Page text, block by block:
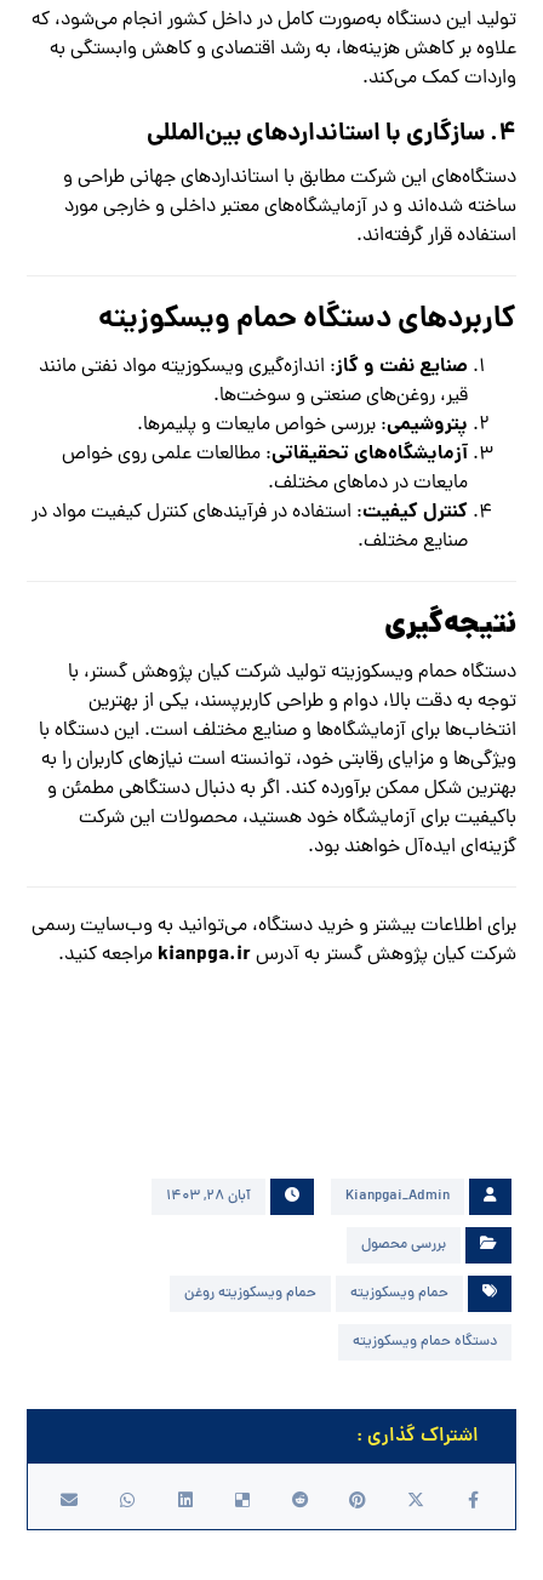
تولید این دستگاه به‌صورت کامل در داخل کشور انجام می‌شود، که
علاوه بر کاهش هزینه‌ها، به رشد اقتصادی و کاهش وابستگی به
واردات کمک می‌کند.
۴. سازگاری با استانداردهای بین‌المللی
دستگاه‌های این شرکت مطابق با استانداردهای جهانی طراحی و
ساخته شده‌اند و در آزمایشگاه‌های معتبر داخلی و خارجی مورد
استفاده قرار گرفته‌اند.
کاربردهای دستگاه حمام ویسکوزیته
صنایع نفت و گاز: اندازه‌گیری ویسکوزیته مواد نفتی مانند
قیر، روغن‌های صنعتی و سوخت‌ها.
پتروشیمی: بررسی خواص مایعات و پلیمرها.
آزمایشگاه‌های تحقیقاتی: مطالعات علمی روی خواص
مایعات در دماهای مختلف.
کنترل کیفیت: استفاده در فرآیندهای کنترل کیفیت مواد در
صنایع مختلف.
نتیجه‌گیری
دستگاه حمام ویسکوزیته تولید شرکت کیان پژوهش گستر، با
توجه به دقت بالا، دوام و طراحی کاربرپسند، یکی از بهترین
انتخاب‌ها برای آزمایشگاه‌ها و صنایع مختلف است. این دستگاه با
ویژگی‌ها و مزایای رقابتی خود، توانسته است نیازهای کاربران را به
بهترین شکل ممکن برآورده کند. اگر به دنبال دستگاهی مطمئن و
باکیفیت برای آزمایشگاه خود هستید، محصولات این شرکت
گزینه‌ای ایده‌آل خواهند بود.
برای اطلاعات بیشتر و خرید دستگاه، می‌توانید به وب‌سایت رسمی
شرکت کیان پژوهش گستر به آدرسkianpga.ir مراجعه کنید.
Kianpgai_Admin آبان ۲۸, ۱۴۰۳
بررسی محصول
حمام ویسکوزیته حمام ویسکوزیته روغن
دستگاه حمام ویسکوزیته